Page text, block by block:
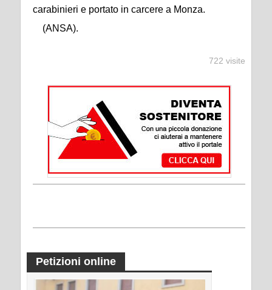
carabinieri e portato in carcere a Monza.
(ANSA).
722 visite
Petizioni online